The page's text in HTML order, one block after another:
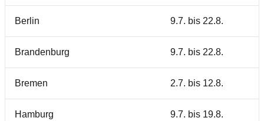
Berlin 9.7. bis 22.8.
Brandenburg 9.7. bis 22.8.
Bremen 2.7. bis 12.8.
Hamburg 9.7. bis 19.8.